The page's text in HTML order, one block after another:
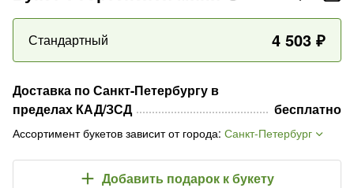
Стандартный 4 503 ₽
Доставка по Санкт-Петербургу в
пределах КАД/ЗСД
бесплатно
Ассортимент букетов зависит от города: Санкт-Петербург
Добавить подарок к букету